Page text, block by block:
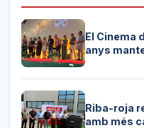
El Cinema
anys
Riba-roja
amb més